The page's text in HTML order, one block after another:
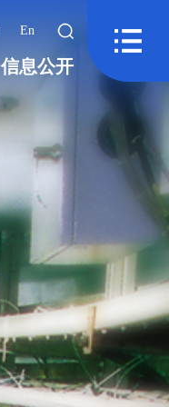
En
信息公开